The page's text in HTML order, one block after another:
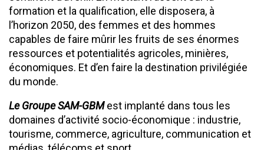
formation et la qualification, elle disposera, à
l’horizon 2050, des femmes et des hommes
capables de faire mûrir les fruits de ses énormes
ressources et potentialités agricoles, minières,
économiques. Et d’en faire la destination privilégiée
du monde.
Le Groupe SAM-GBM est implanté dans tous les
domaines d’activité socio-économique : industrie,
tourisme, commerce, agriculture, communication et